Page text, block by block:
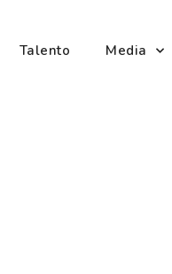
Talento Media